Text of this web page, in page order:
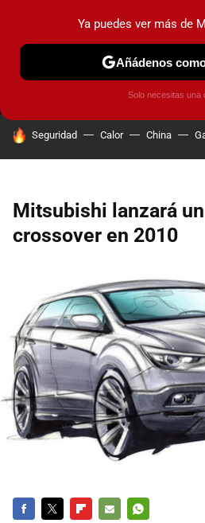
MENÚ
COCHES ELÉCTRICOS
HOY SE HABLA DE
Seguridad Calor China
Mitsubishi lanzará
crossover en 2010
Ya puedes ver más de
Añádenos
Solo necesitas una